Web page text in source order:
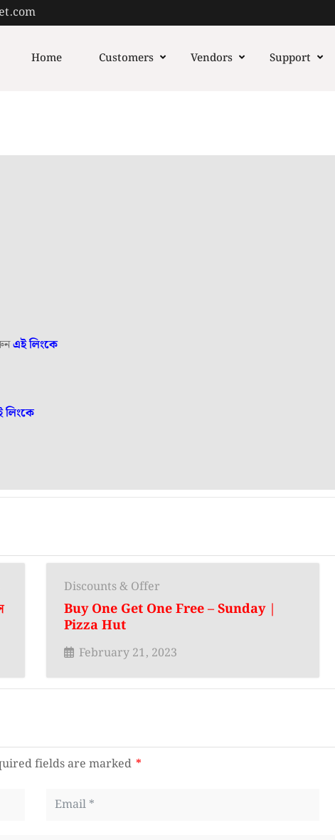
Home Customers Vendors Support
এই লিংকে
লিংকে
Discounts & Offer
Buy One Get One Free – Sunday |
Pizza Hut
February 21, 2023
fields are marked *